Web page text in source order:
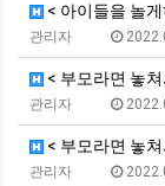
< 아이들을 놀
관리자
< 부모라면 놓
관리자
< 부모라면 놓
관리자